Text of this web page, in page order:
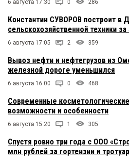
6 августа 17:30 0 286
Константин СУВОРОВ построит в
сельскохозяйственной техники
6 августа 17:05 2 359
Вывоз нефти и нефтегрузов из
железной дороге уменьшился
6 августа 16:00 0 468
Современные
возможности и особенности
6 августа 15:20 1 305
Спустя ровно три года с ООО
млн рублей за гортензии и